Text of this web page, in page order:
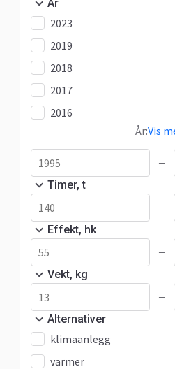
År
2023
2019
2018
2017
2016
År:Vis
—
Timer, t
—
Effekt, hk
—
Vekt, kg
—
Alternativer
klimaanlegg
varmer